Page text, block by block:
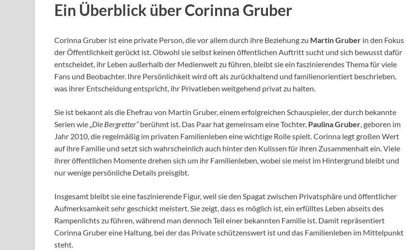
Ein Überblick über Corinna Gruber
Corinna Gruber ist eine private Person, die vor allem durch ihre Beziehung zu Martin Gruber in den Fokus
der Öffentlichkeit gerückt ist. Obwohl sie selbst keinen öffentlichen Auftritt sucht und sich bewusst dafür
entscheidet, ihr Leben außerhalb der Medienwelt zu führen, bleibt sie ein faszinierendes Thema für viele
Fans und Beobachter. Ihre Persönlichkeit wird oft als zurückhaltend und familienorientiert beschrieben,
was ihrer Entscheidung entspricht, ihr Privatleben weitgehend privat zu halten.
Sie ist bekannt als die Ehefrau von Martin Gruber, einem erfolgreichen Schauspieler, der durch bekannte
Serien wie„Die Bergretter“berühmt ist. Das Paar hat gemeinsam eine Tochter, Paulina Gruber, geboren im
Jahr 2010, die regelmäßig im privaten Familienleben eine wichtige Rolle spielt. Corinna legt großen Wert
auf ihre Familie und setzt sich wahrscheinlich auch hinter den Kulissen für ihren Zusammenhalt ein. Viele
ihrer öffentlichen Momente drehen sich um ihr Familienleben, wobei sie meist im Hintergrund bleibt und
nur wenige persönliche Details preisgibt.
Insgesamt bleibt sie eine faszinierende Figur, weil sie den Spagat zwischen Privatsphäre und öffentlicher
Aufmerksamkeit sehr geschickt meistert. Sie zeigt, dass es möglich ist, ein erfülltes Leben abseits des
Rampenlichts zu führen, während man dennoch Teil einer bekannten Familie ist. Damit repräsentiert
Corinna Gruber eine Haltung, bei der das Private schützenswert ist und das Familienleben im Mittelpunkt
steht.